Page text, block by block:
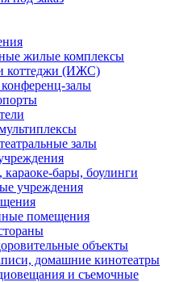
жилые комплексы
коттеджи (ИЖС)
залы
залы
бары, боулинги
учреждения
помещения
объекты
домашние кинотеатры
и съемочные